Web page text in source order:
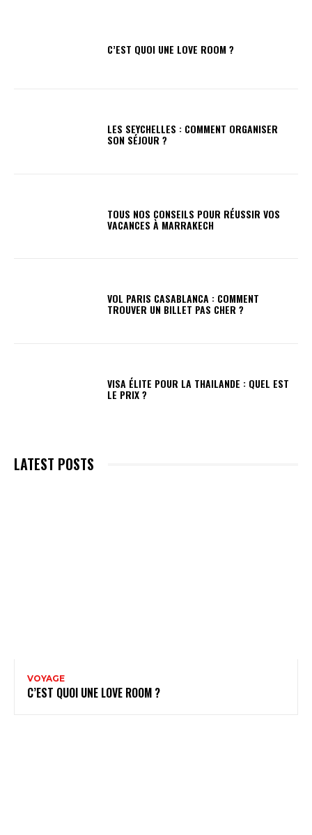
C’EST QUOI UNE LOVE ROOM ?
LES SEYCHELLES : COMMENT ORGANISER
SON SÉJOUR ?
TOUS NOS CONSEILS POUR RÉUSSIR VOS
VACANCES À MARRAKECH
VOL PARIS CASABLANCA : COMMENT
TROUVER UN BILLET PAS CHER ?
VISA ÉLITE POUR LA THAILANDE : QUEL EST
LE PRIX ?
LATEST POSTS
VOYAGE
C’EST QUOI UNE LOVE ROOM ?